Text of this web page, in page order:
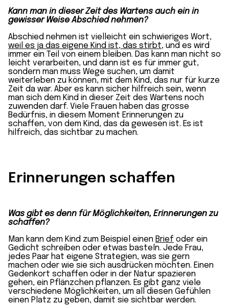
Kann man in dieser Zeit des Wartens auch ein in
gewisser Weise Abschied nehmen?
Abschied nehmen ist vielleicht ein schwieriges Wort,
weil es ja das eigene Kind ist, das stirbt, und es wird
immer ein Teil von einem bleiben. Das kann man nicht so
leicht verarbeiten, und dann ist es für immer gut,
sondern man muss Wege suchen, um damit
weiterleben zu können, mit dem Kind, das nur für kurze
Zeit da war. Aber es kann sicher hilfreich sein, wenn
man sich dem Kind in dieser Zeit des Wartens noch
zuwenden darf. Viele Frauen haben das grosse
Bedürfnis, in diesem Moment Erinnerungen zu
schaffen, von dem Kind, das da gewesen ist. Es ist
hilfreich, das sichtbar zu machen.
Erinnerungen schaffen
Was gibt es denn für Möglichkeiten, Erinnerungen zu
schaffen?
Man kann dem Kind zum Beispiel einen Brief oder ein
Gedicht schreiben oder etwas basteln. Jede Frau,
jedes Paar hat eigene Strategien, was sie gern
machen oder wie sie sich ausdrücken möchten. Einen
Gedenkort schaffen oder in der Natur spazieren
gehen, ein Pflänzchen pflanzen. Es gibt ganz viele
verschiedene Möglichkeiten, um all diesen Gefühlen
einen Platz zu geben, damit sie sichtbar werden.